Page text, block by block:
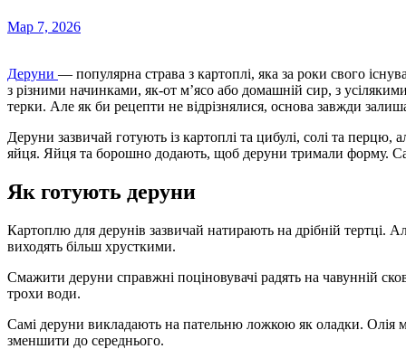
Мар 7, 2026
Деруни — популярна страва з картоплі, яка за роки свого
з різними начинками, як-от м’ясо або домашній сир, з
терки. Але як би рецепти не відрізнялися, основа завжди
Деруни зазвичай готують із картоплі та цибулі, солі та
яйця. Яйця та борошно додають, щоб деруни тримали форму.
Як готують деруни
Картоплю для дерунів зазвичай натирають на дрібній тертці.
виходять більш хрусткими.
Смажити деруни справжні поціновувачі радять на чавунній
трохи води.
Самі деруни викладають на пательню ложкою як оладки. Олія
зменшити до середнього.